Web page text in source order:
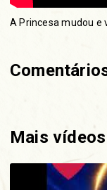
Mais vídeos
A Princesa mudou e